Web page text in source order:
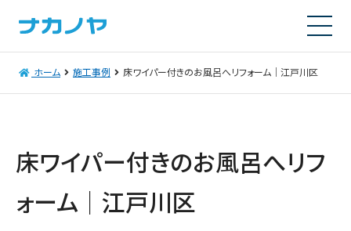
ホーム 施工事例 床ワイパー付きのお風呂へリフォーム｜江戸川区
床ワイパー付きのお風呂へリフ
ォーム｜江戸川区